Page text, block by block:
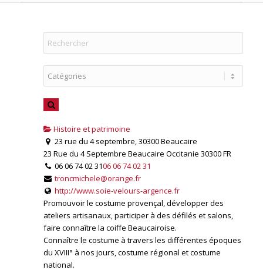
Histoire et patrimoine
23 rue du 4 septembre, 30300 Beaucaire
23 Rue du 4 Septembre Beaucaire Occitanie 30300FR
06 06 74 02 3106 06 74 02 31
troncmichele@orange.fr
http://www.soie-velours-argence.fr
Promouvoir le costume provençal, développer des
ateliers artisanaux, participer à des défilés et salons,
faire connaître la coiffe Beaucairoise.
Connaître le costume à travers les différentes époques
du XVIII° à nos jours, costume régional et costume
national.